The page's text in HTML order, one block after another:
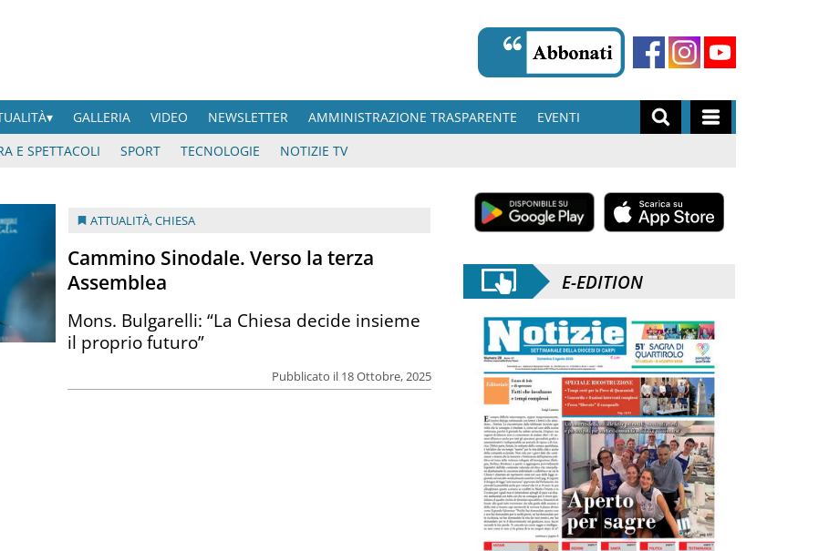
GALLERIA VIDEO NEWSLETTER AMMINISTRAZIONE TRASPARENTE
EVENTI
E SPETTACOLI SPORT TECNOLOGIE NOTIZIE TV
ATTUALITÀ,CHIESA
Cammino Sinodale. Verso la terza
Assemblea
Pubblicato il 18 Ottobre, 2025
Mons. Bulgarelli: “La Chiesa decide insieme
il proprio futuro”
E-EDITION